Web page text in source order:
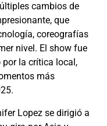
cambios de
que
coreografías
nivel. El show fue
la crítica local,
más
Lopez se dirigió a